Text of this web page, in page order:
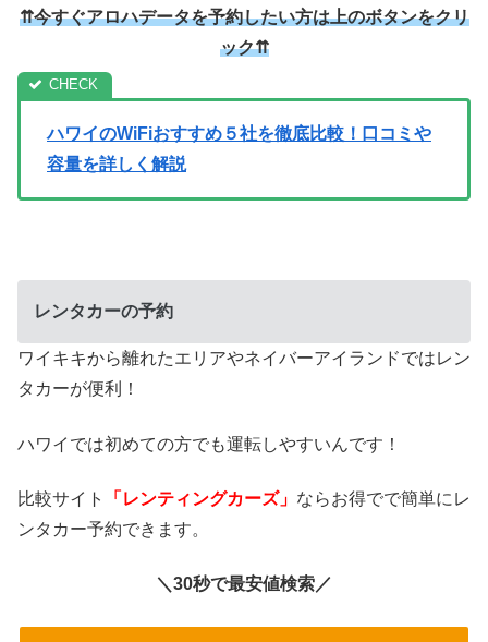
⇈今すぐアロハデータを予約したい方は上のボタンをクリ
ック⇈
ハワイのWiFiおすすめ５社を徹底比較！口コミや
容量を詳しく解説
レンタカーの予約
ワイキキから離れたエリアやネイバーアイランドではレン
タカーが便利！
ハワイでは初めての方でも運転しやすいんです！
比較サイト 「レンティングカーズ」 ならお得でで簡単にレ
ンタカー予約できます。
＼30秒で最安値検索／